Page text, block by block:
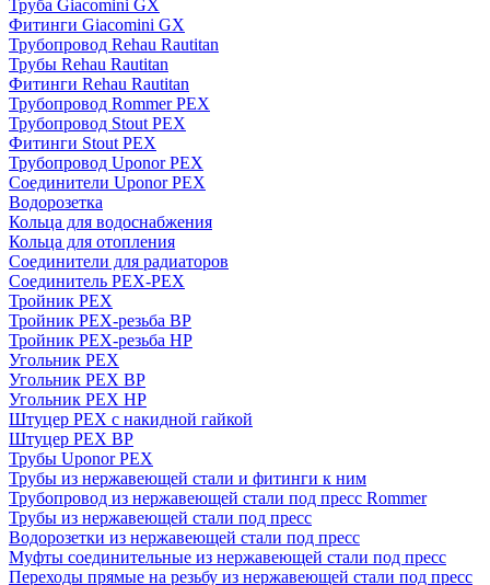
Труба Giacomini GX
Фитинги Giacomini GX
Трубопровод Rehau Rautitan
Трубы Rehau Rautitan
Фитинги Rehau Rautitan
Трубопровод Rommer PEX
Трубопровод Stout PEX
Фитинги Stout PEX
Трубопровод Uponor PEX
Соединители Uponor PEX
Водорозетка
Кольца для водоснабжения
Кольца для отопления
Соединители для радиаторов
Соединитель PEX-PEX
Тройник PEX
Тройник PEX-резьба ВР
Тройник PEX-резьба НР
Угольник PEX
Угольник PEX ВР
Угольник PEX НР
Штуцер PEX c накидной гайкой
Штуцер PEX ВР
Трубы Uponor PEX
Трубы из нержавеющей стали и фитинги к ним
Трубопровод из нержавеющей стали под пресс Rommer
Трубы из нержавеющей стали под пресс
Водорозетки из нержавеющей стали под пресс
Муфты соединительные из нержавеющей стали под пресс
Переходы прямые на резьбу из нержавеющей стали под пресс